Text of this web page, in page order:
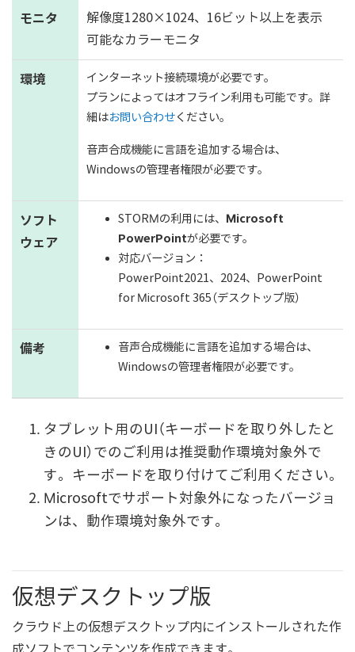
モニタ
解像度1280×1024、16ビット以上を表示
可能なカラーモニタ
環境
インターネット接続環境が必要です。
プランによってはオフライン利用も可能です。詳
細はお問い合わせください。
音声合成機能に言語を追加する場合は、
Windowsの管理者権限が必要です。
ソフト
ウェア
STORMの利用には、 Microsoft
PowerPointが必要です。
対応バージョン：
PowerPoint2021、2024、PowerPoint
for Microsoft 365（デスクトップ版）
備考
音声合成機能に言語を追加する場合は、
Windowsの管理者権限が必要です。
タブレット用のUI（キーボードを取り外したと
きのUI）でのご利用は推奨動作環境対象外で
す。キーボードを取り付けてご利用ください。
Microsoftでサポート対象外になったバージョ
ンは、動作環境対象外です。
仮想デスクトップ版
クラウド上の仮想デスクトップ内にインストールされた作